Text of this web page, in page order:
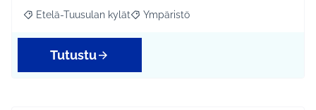
Rajaa tulokset aihepiirin mukaan: Etelä-Tuusulan kylät
Etelä-Tuusulan kylät Rajaa tulokset teeman mukaan:
Ympäristö
Tutustu